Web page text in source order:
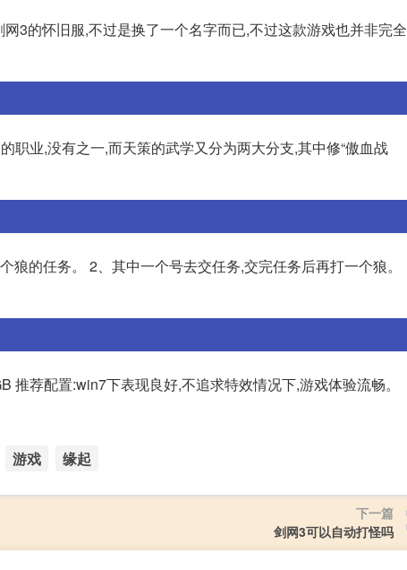
3的怀旧服,不过是换了一个名字而已,不过这款游戏也并非完全
职业,没有之一,而天策的武学又分为两大分支,其中修“傲血战
的任务。 2、其中一个号去交任务,交完任务后再打一个狼。
荐配置:win7下表现良好,不追求特效情况下,游戏体验流畅。
游戏 缘起
下一篇
剑网3可以自动打怪吗